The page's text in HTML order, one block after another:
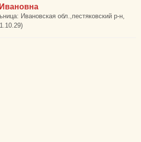
Ивановская обл.,пестяковский р-н,